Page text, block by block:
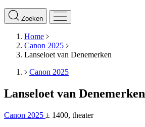
Zoeken
Home
Canon 2025
Lanseloet van Denemerken
Canon 2025
Lanseloet van Denemerken
Canon 2025 ± 1400, theater